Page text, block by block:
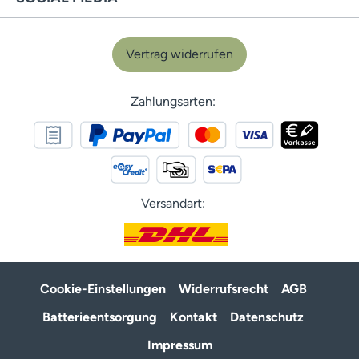
Vertrag widerrufen
Zahlungsarten:
Versandart:
Cookie-Einstellungen Widerrufsrecht
AGB
Batterieentsorgung
Kontakt
Datenschutz
Impressum